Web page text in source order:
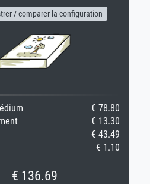
/ comparer la configuration
€ 78.80
€ 13.30
€ 43.49
€ 1.10
€ 136.69